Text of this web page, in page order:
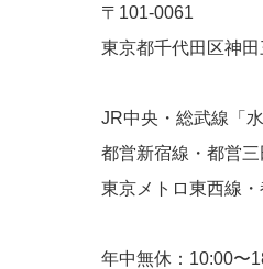
〒101-0061
東京都千代田区神
JR中央・総武線「
都営新宿線・都営
東京メトロ東西線
年中無休：10:00〜